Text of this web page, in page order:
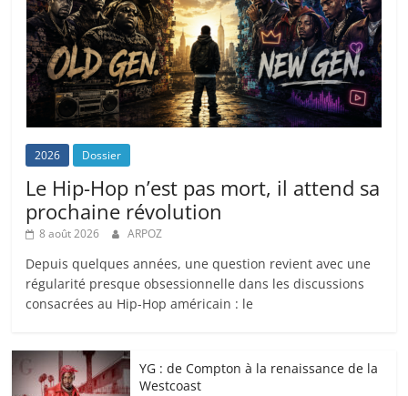
2026 Dossier
Le Hip-Hop n’est pas mort, il attend sa
prochaine révolution
8 août 2026 ARPOZ
Depuis quelques années, une question revient avec une
régularité presque obsessionnelle dans les discussions
consacrées au Hip-Hop américain : le
YG : de Compton à la renaissance de la
Westcoast